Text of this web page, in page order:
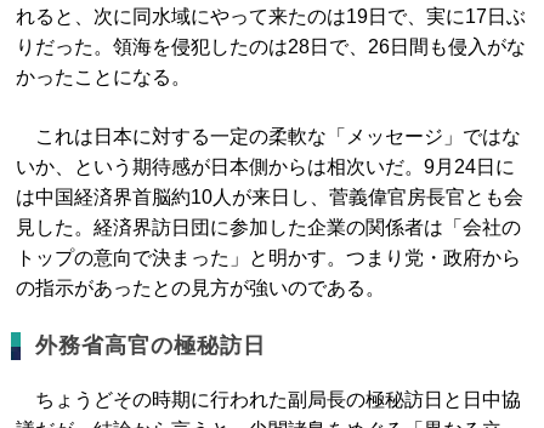
れると、次に同水域にやって来たのは19日で、実に17日ぶ
りだった。領海を侵犯したのは28日で、26日間も侵入がな
かったことになる。
これは日本に対する一定の柔軟な「メッセージ」ではな
いか、という期待感が日本側からは相次いだ。9月24日に
は中国経済界首脳約10人が来日し、菅義偉官房長官とも会
見した。経済界訪日団に参加した企業の関係者は「会社の
トップの意向で決まった」と明かす。つまり党・政府から
の指示があったとの見方が強いのである。
外務省高官の極秘訪日
ちょうどその時期に行われた副局長の極秘訪日と日中協